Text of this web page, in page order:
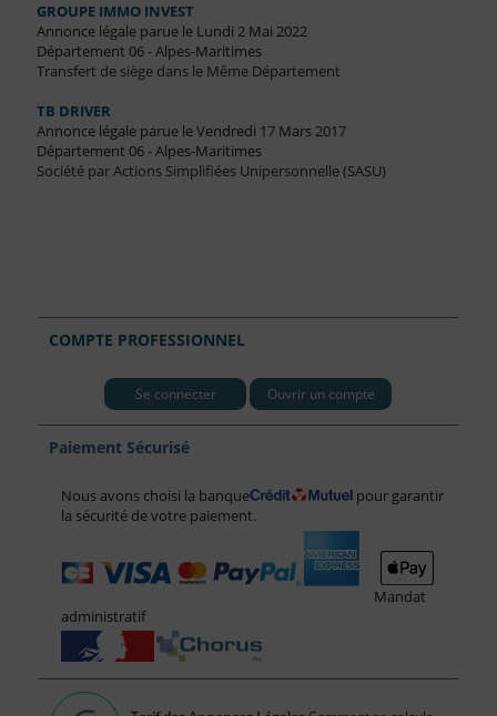
GROUPE IMMO INVEST
Annonce légale parue le Lundi 2 Mai 2022
Département 06 - Alpes-Maritimes
Transfert de siège dans le Même Département
TB DRIVER
Annonce légale parue le Vendredi 17 Mars 2017
Département 06 - Alpes-Maritimes
Société par Actions Simplifiées Unipersonnelle (SASU)
COMPTE PROFESSIONNEL
Se connecter Ouvrir un compte
Paiement Sécurisé
Nous avons choisi la banque
pour garantir
la sécurité de votre paiement.
Mandat
administratif